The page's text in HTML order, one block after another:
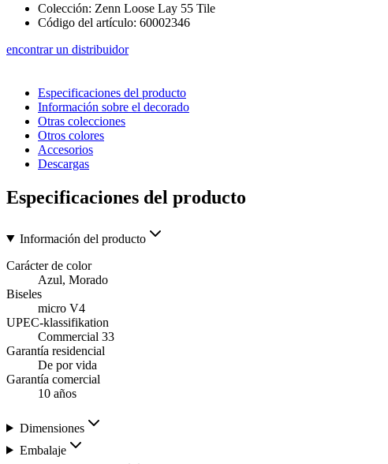
Colección: Zenn Loose Lay 55 Tile
Código del artículo: 60002346
encontrar un distribuidor
Especificaciones del producto
Información sobre el decorado
Otras colecciones
Otros colores
Accesorios
Descargas
Especificaciones del producto
Información del producto
Carácter de color
Azul, Morado
Biseles
micro V4
UPEC-klassifikation
Commercial 33
Garantía residencial
De por vida
Garantía comercial
10 años
Dimensiones
Embalaje